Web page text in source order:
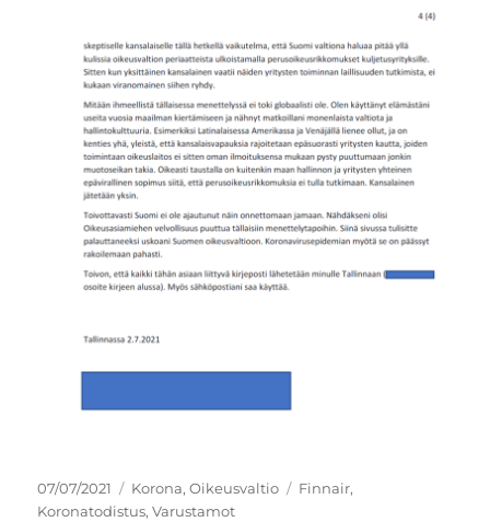
Julkaistu
07/07/2021 Kategoriat
Korona,Oikeusvaltio Avainsanat
Finnair,
Koronatodistus,Varustamot